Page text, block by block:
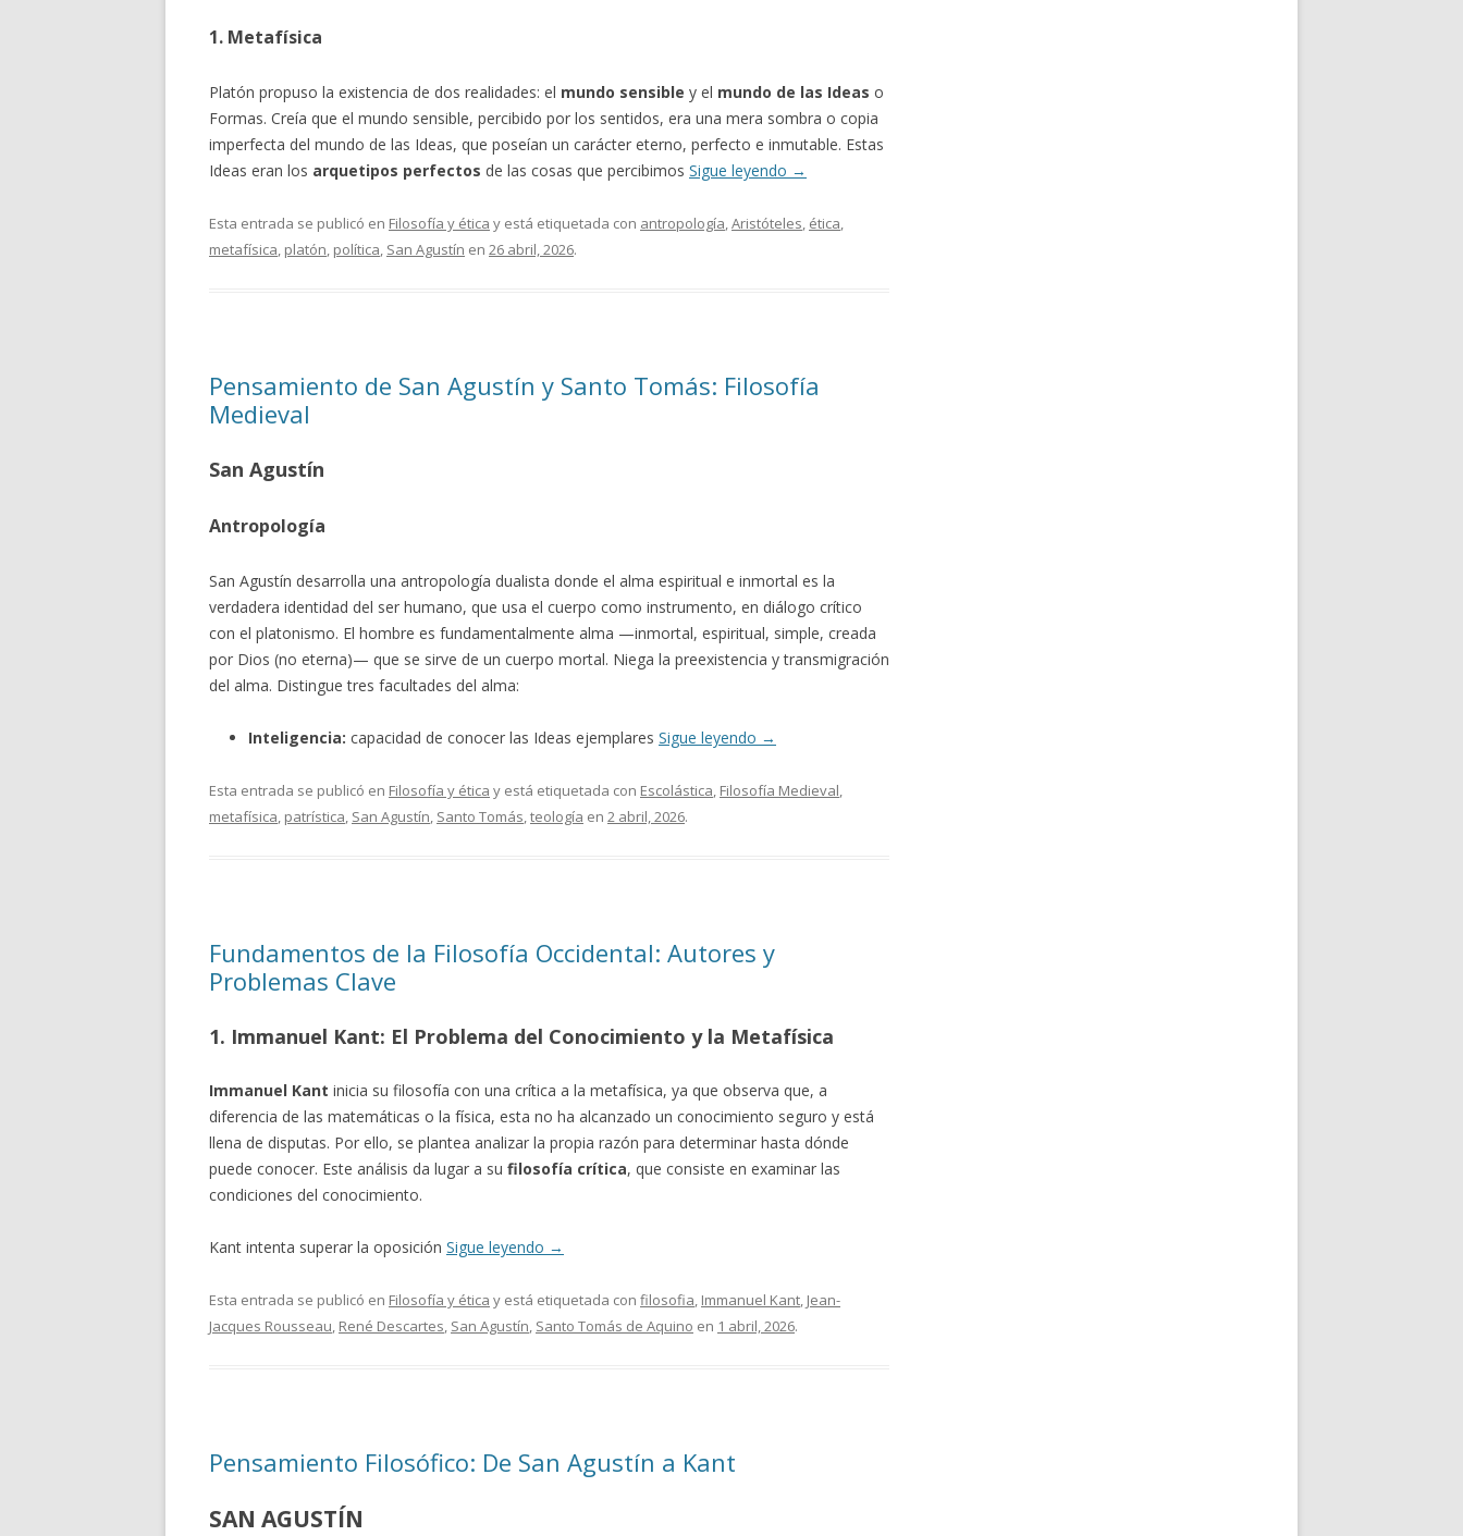
1. Metafísica
Platón propuso la existencia de dos realidades: el mundo sensible y el mundo de las Ideas o
Formas. Creía que el mundo sensible, percibido por los sentidos, era una mera sombra o copia
imperfecta del mundo de las Ideas, que poseían un carácter eterno, perfecto e inmutable. Estas
Ideas eran los arquetipos perfectos de las cosas que percibimos Sigue leyendo →
Esta entrada se publicó en Filosofía y ética y está etiquetada con antropología,Aristóteles, ética,
metafísica, platón, política, San Agustín en 26 abril, 2026.
Pensamiento de San Agustín y Santo Tomás: Filosofía
Medieval
San Agustín
Antropología
San Agustín desarrolla una antropología dualista donde el alma espiritual e inmortal es la
verdadera identidad del ser humano, que usa el cuerpo como instrumento, en diálogo crítico
con el platonismo. El hombre es fundamentalmente alma —inmortal, espiritual, simple, creada
por Dios (no eterna)— que se sirve de un cuerpo mortal. Niega la preexistencia y transmigración
del alma. Distingue tres facultades del alma:
Inteligencia: capacidad de conocer las Ideas ejemplares Sigue leyendo →
Esta entrada se publicó en Filosofía y ética y está etiquetada con Escolástica, Filosofía Medieval,
metafísica, patrística, San Agustín, Santo Tomás,teología en 2 abril, 2026.
Fundamentos de la Filosofía Occidental: Autores y
Problemas Clave
1. Immanuel Kant: El Problema del Conocimiento y la Metafísica
Immanuel Kant inicia su filosofía con una crítica a la metafísica, ya que observa que, a
diferencia de las matemáticas o la física, esta no ha alcanzado un conocimiento seguro y está
llena de disputas. Por ello, se plantea analizar la propia razón para determinar hasta dónde
puede conocer. Este análisis da lugar a su filosofía crítica, que consiste en examinar las
condiciones del conocimiento.
Kant intenta superar la oposición Sigue leyendo →
Esta entrada se publicó en Filosofía y ética y está etiquetada con filosofia, Immanuel Kant, Jean-
Jacques Rousseau, René Descartes, San Agustín, Santo Tomás de Aquino en 1 abril, 2026.
Pensamiento Filosófico: De San Agustín a Kant
SAN AGUSTÍN